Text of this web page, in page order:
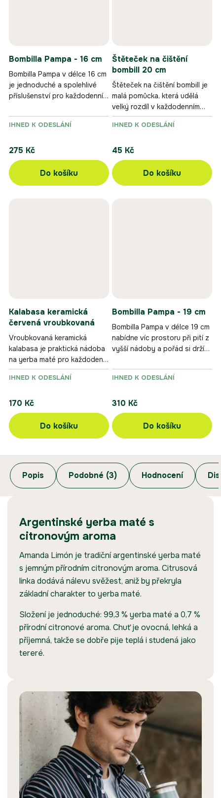
Bombilla Pampa - 16 cm
Bombilla Pampa v délce 16 cm
je jednoduché a spolehlivé
příslušenství pro každodenní
IHNED K ODESLÁNÍ
275 Kč
Do košíku
Štěteček na čištění
bombill 20 cm
Štěteček na čištění bombill je
malá pomůcka, která udělá
velký rozdíl v každodenním
používání yerba maté
příslušenství.
IHNED K ODESLÁNÍ
45 Kč
Do košíku
Kalabasa keramická
červená vroubkovaná
Vroubkovaná keramická
kalabasa je praktická nádoba
na yerba maté pro každodenní
používání.
IHNED K ODESLÁNÍ
170 Kč
Do košíku
Bombilla Pampa - 19 cm
Bombilla Pampa v délce 19 cm
nabídne víc prostoru při pití z
vyšší nádoby a pořád si drží
provedení.
IHNED K ODESLÁNÍ
310 Kč
Do košíku
Popis Podobné (3) Hodnocení
Argentinské yerba maté s
citronovým aroma
Amanda Limón je tradiční argentinské yerba maté
s jemným přírodním citronovým aroma. Citrusová
linka dodává nálevu svěžest, aniž by překryla
základní charakter to yerba maté.
Složení je jednoduché: 99,3 % yerba maté a 0,7 %
přírodní citronové aroma. Chuť je ovocná, lehká a
příjemná, takže se dobře pije teplá i studená jako
tereré.